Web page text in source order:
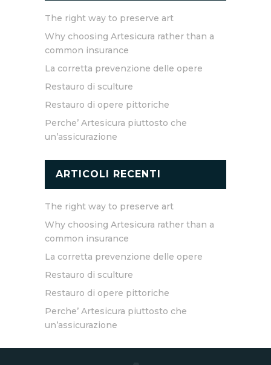
The right way to preserve art
Why choosing Artesicura rather than a
common insurance
La corretta prevenzione delle opere
Restauro di sculture
Restauro di opere pittoriche
Perche’ Artesicura piuttosto che
un’assicurazione
ARTICOLI RECENTI
The right way to preserve art
Why choosing Artesicura rather than a
common insurance
La corretta prevenzione delle opere
Restauro di sculture
Restauro di opere pittoriche
Perche’ Artesicura piuttosto che
un’assicurazione